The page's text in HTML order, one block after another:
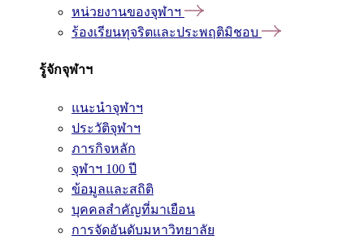
หน่วยงานของจุฬาฯ
ร้องเรียนทุจริตและประพฤติมิชอบ
รู้จักจุฬาฯ
แนะนำจุฬาฯ
ประวัติจุฬาฯ
ภารกิจหลัก
จุฬาฯ 100 ปี
ข้อมูลและสถิติ
บุคคลสำคัญที่มาเยือน
การจัดอันดับมหาวิทยาลัย